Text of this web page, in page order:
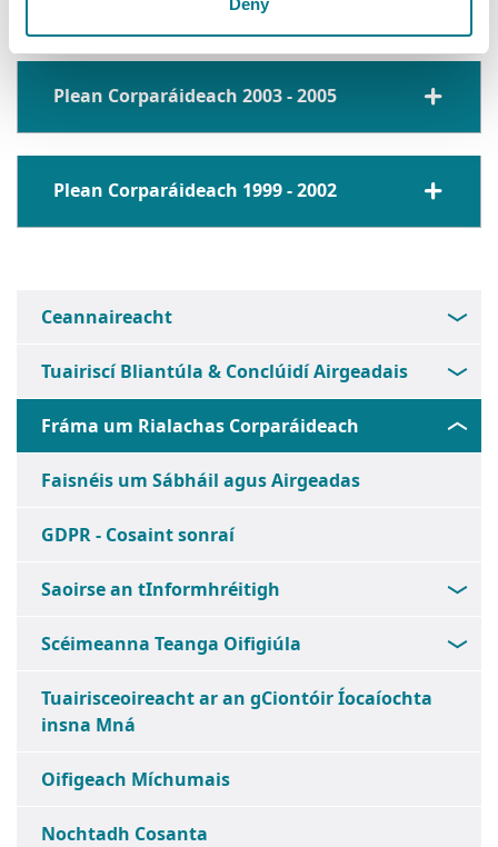
Plean Corparáideach 2003 - 2005
Plean Corparáideach 1999 - 2002
Ceannaireacht
Tuairiscí Bliantúla & Conclúidí Airgeadais
Fráma um Rialachas Corparáideach
Faisnéis um Sábháil agus Airgeadas
GDPR - Cosaint sonraí
Saoirse an tInformhréitigh
Scéimeanna Teanga Oifigiúla
Tuairisceoireacht ar an gCiontóir Íocaíochta
insna Mná
Oifigeach Míchumais
Nochtadh Cosanta